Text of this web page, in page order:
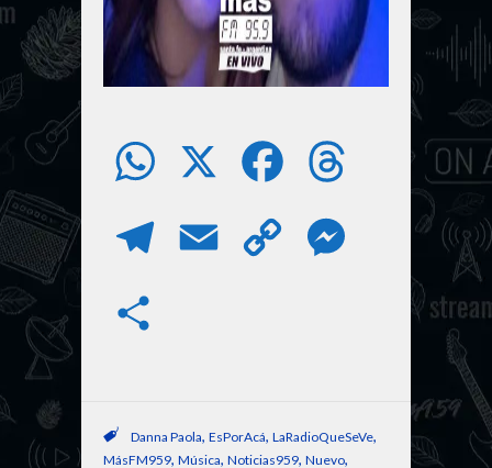
A o d
g l L
Danna Paola, EsPorAcá, LaRadioQueSeVe,
MásFM959, Música, Noticias959, Nuevo,